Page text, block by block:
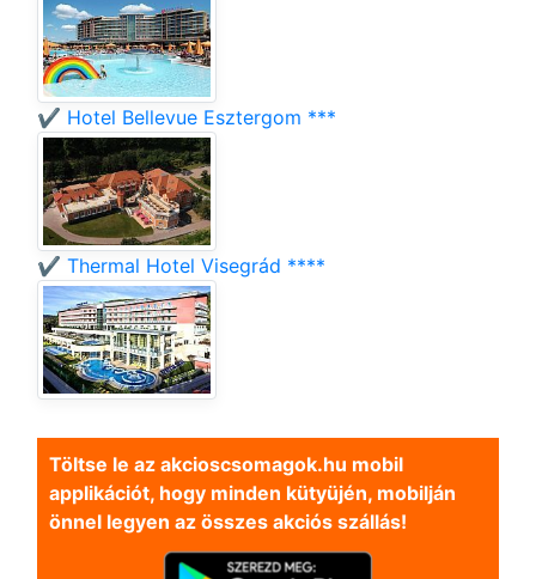
✔️ Hotel Bellevue Esztergom ***
✔️ Thermal Hotel Visegrád ****
Töltse le az akcioscsomagok.hu mobil
applikációt, hogy minden kütyüjén, mobilján
önnel legyen az összes akciós szállás!